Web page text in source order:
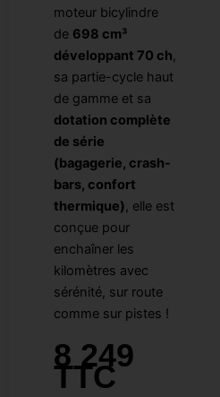
moteur bicylindre
de 698 cm³
développant 70 ch,
sa partie-cycle haut
de gamme et sa
dotation complète
de série
(bagagerie, crash-
bars, confort
thermique), elle est
conçue pour
enchaîner les
kilomètres avec
sérénité, sur route
comme sur pistes !
8 249
TTC